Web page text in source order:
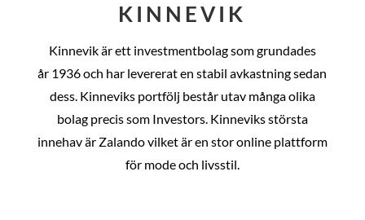
KINNEVIK
Kinnevik är ett investmentbolag som grundades
år 1936 och har levererat en stabil avkastning sedan
dess. Kinneviks portfölj består utav många olika
bolag precis som Investors. Kinneviks största
innehav är Zalando vilket är en stor online plattform
för mode och livsstil.